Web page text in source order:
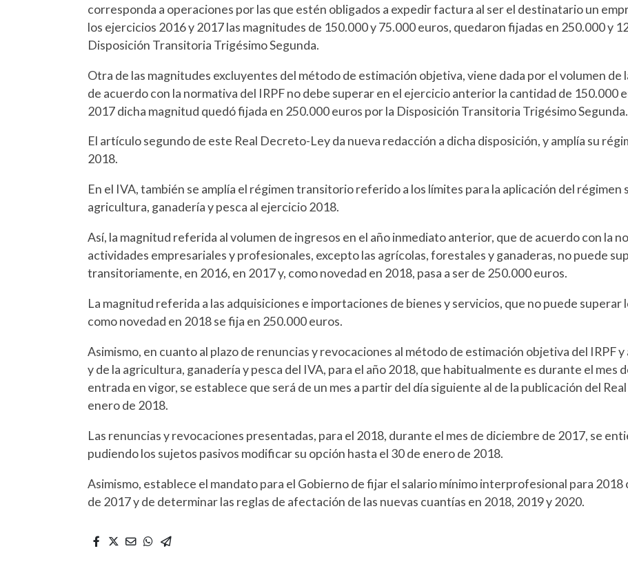
corresponda a operaciones por las que estén obligados a expedir factura al ser el destinatario un
los ejercicios 2016 y 2017 las magnitudes de 150.000 y 75.000 euros, quedaron fijadas en 250.000 y
Disposición Transitoria Trigésimo Segunda.
Otra de las magnitudes excluyentes del método de estimación objetiva, viene dada por el volumen de
de acuerdo con la normativa del IRPF no debe superar en el ejercicio anterior la cantidad de 150.000
2017 dicha magnitud quedó fijada en 250.000 euros por la Disposición Transitoria Trigésimo Segunda.
El artículo segundo de este Real Decreto-Ley da nueva redacción a dicha disposición, y amplía su
2018.
En el IVA, también se amplía el régimen transitorio referido a los límites para la aplicación del régimen
agricultura, ganadería y pesca al ejercicio 2018.
Así, la magnitud referida al volumen de ingresos en el año inmediato anterior, que de acuerdo con la
actividades empresariales y profesionales, excepto las agrícolas, forestales y ganaderas, no puede
transitoriamente, en 2016, en 2017 y, como novedad en 2018, pasa a ser de 250.000 euros.
La magnitud referida a las adquisiciones e importaciones de bienes y servicios, que no puede superar
como novedad en 2018 se fija en 250.000 euros.
Asimismo, en cuanto al plazo de renuncias y revocaciones al método de estimación objetiva del IRPF
y de la agricultura, ganadería y pesca del IVA, para el año 2018, que habitualmente es durante el mes
entrada en vigor, se establece que será de un mes a partir del día siguiente al de la publicación del
enero de 2018.
Las renuncias y revocaciones presentadas, para el 2018, durante el mes de diciembre de 2017, se
pudiendo los sujetos pasivos modificar su opción hasta el 30 de enero de 2018.
Asimismo, establece el mandato para el Gobierno de fijar el salario mínimo interprofesional para
de 2017 y de determinar las reglas de afectación de las nuevas cuantías en 2018, 2019 y 2020.